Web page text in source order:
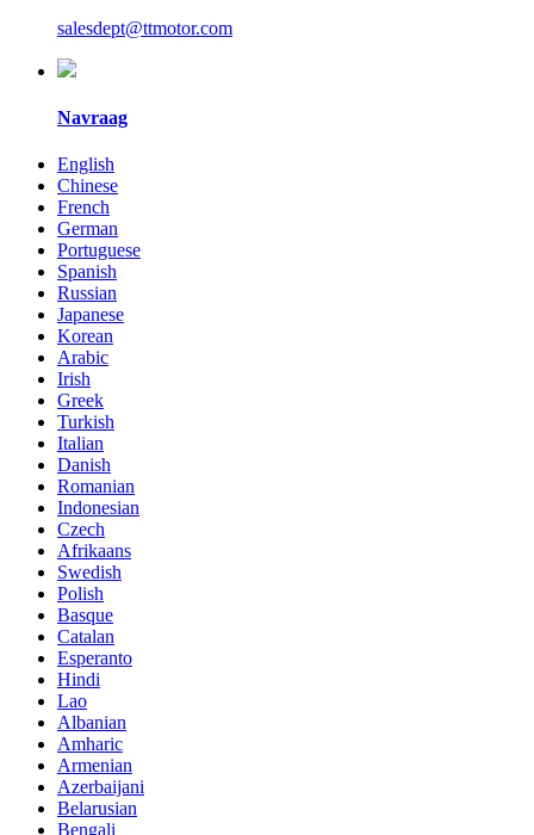
salesdept@ttmotor.com
Navraag
English
Chinese
French
German
Portuguese
Spanish
Russian
Japanese
Korean
Arabic
Irish
Greek
Turkish
Italian
Danish
Romanian
Indonesian
Czech
Afrikaans
Swedish
Polish
Basque
Catalan
Esperanto
Hindi
Lao
Albanian
Amharic
Armenian
Azerbaijani
Belarusian
Bengali